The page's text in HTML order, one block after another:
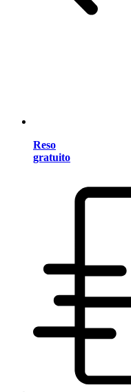
Reso
gratuito